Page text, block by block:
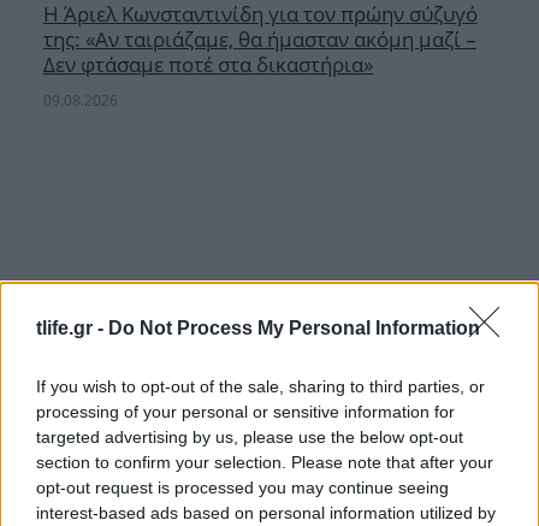
tlife.gr - Do Not Process My Personal Information
If you wish to opt-out of the sale, sharing to third parties, or
processing of your personal or sensitive information for
targeted advertising by us, please use the below opt-out
section to confirm your selection. Please note that after your
opt-out request is processed you may continue seeing
interest-based ads based on personal information utilized by
Η Άριελ Κωνσταντινίδη για τον πρώην σύζυγό
της: «Αν ταιριάζαμε, θα ήμασταν ακόμη μαζί –
Δεν φτάσαμε ποτέ στα δικαστήρια»
09.08.2026